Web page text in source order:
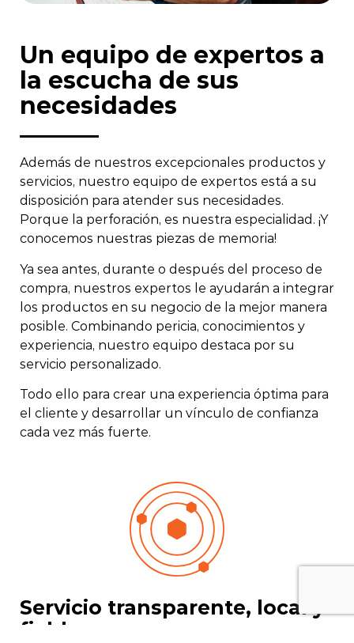
Un equipo de expertos a
la escucha de sus
necesidades
Además de nuestros excepcionales productos y
servicios, nuestro equipo de expertos está a su
disposición para atender sus necesidades.
Porque la perforación, es nuestra especialidad. ¡Y
conocemos nuestras piezas de memoria!
Ya sea antes, durante o después del proceso de
compra, nuestros expertos le ayudarán a integrar
los productos en su negocio de la mejor manera
posible. Combinando pericia, conocimientos y
experiencia, nuestro equipo destaca por su
servicio personalizado.
Todo ello para crear una experiencia óptima para
el cliente y desarrollar un vínculo de confianza
cada vez más fuerte.
Servicio transparente, local y
fiable